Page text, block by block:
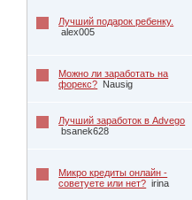
Лучший подарок ребенку.
alex005
Можно ли заработать на
форекс? Nausig
Лучший заработок в Advego
bsanek628
Микро кредиты онлайн -
советуете или нет? irina